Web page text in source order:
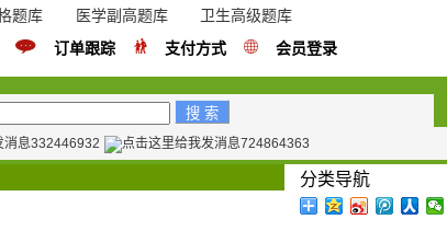
题库 医学副高题库 卫生高级题库
订单跟踪 支付方式 会员登录
332446932 724864363
分类导航